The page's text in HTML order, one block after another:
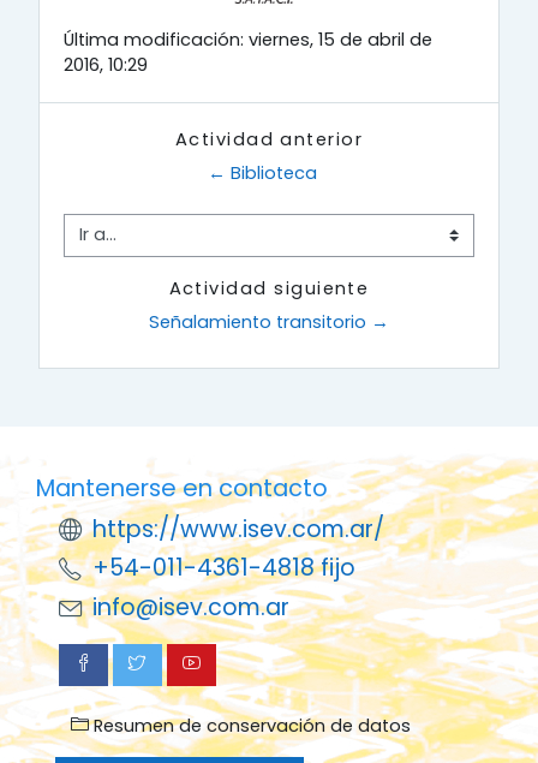
Última modificación: viernes, 15 de abril de
2016, 10:29
Actividad anterior
← Biblioteca
Ir a...
Actividad siguiente
Señalamiento transitorio →
Mantenerse en contacto
https://www.isev.com.ar/
+54-011-4361-4818 fijo
info@isev.com.ar
Resumen de conservación de datos